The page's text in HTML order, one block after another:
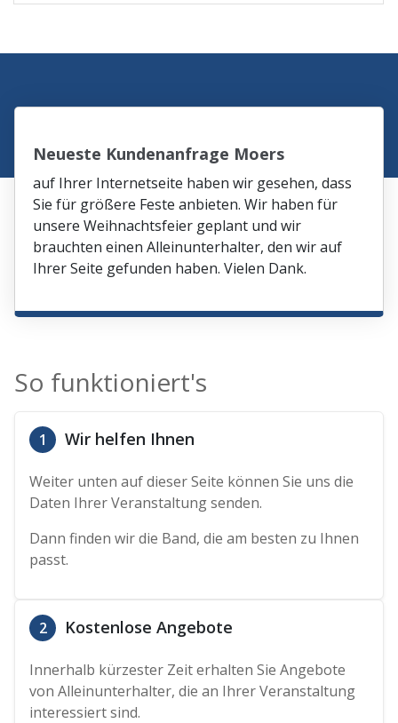
Neueste Kundenanfrage Moers
auf Ihrer Internetseite haben wir gesehen, dass
Sie für größere Feste anbieten. Wir haben für
unsere Weihnachtsfeier geplant und wir
brauchten einen Alleinunterhalter, den wir auf
Ihrer Seite gefunden haben. Vielen Dank.
So funktioniert's
1 Wir helfen Ihnen
Weiter unten auf dieser Seite können Sie uns die
Daten Ihrer Veranstaltung senden.
Dann finden wir die Band, die am besten zu Ihnen
passt.
2 Kostenlose Angebote
Innerhalb kürzester Zeit erhalten Sie Angebote
von Alleinunterhalter, die an Ihrer Veranstaltung
interessiert sind.